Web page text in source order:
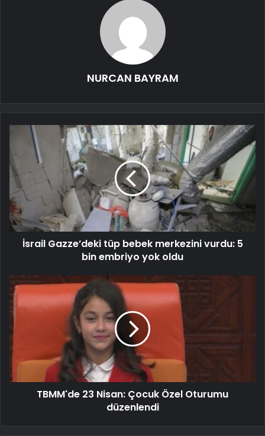
NURCAN BAYRAM
İsrail Gazze’deki tüp bebek merkezini vurdu: 5
bin embriyo yok oldu
TBMM'de 23 Nisan: Çocuk Özel Oturumu
düzenlendi